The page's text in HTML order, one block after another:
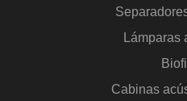
Lámparas
Cabinas